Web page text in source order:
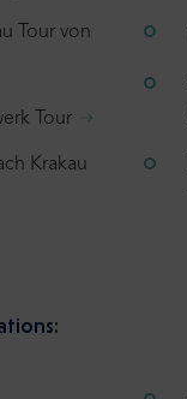
Tour von
Tour
Krakau